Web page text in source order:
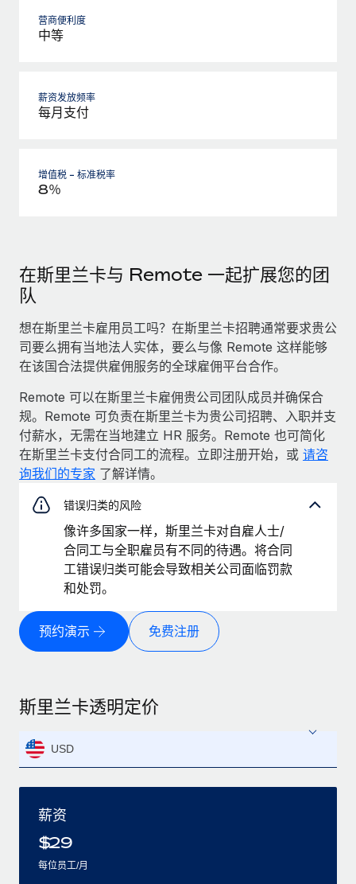
营商便利度
中等
薪资发放频率
每月支付
增值税 - 标准税率
8％
在斯里兰卡与 Remote 一起扩展您的团
队
想在斯里兰卡雇用员工吗？在斯里兰卡招聘通常要求贵公
司要么拥有当地法人实体，要么与像 Remote 这样能够
在该国合法提供雇佣服务的全球雇佣平台合作。
Remote 可以在斯里兰卡雇佣贵公司团队成员并确保合
规。Remote 可负责在斯里兰卡为贵公司招聘、入职并支
付薪水，无需在当地建立 HR 服务。Remote 也可简化
在斯里兰卡支付合同工的流程。立即注册开始，或 请咨
询我们的专家 了解详情。
错误归类的风险
像许多国家一样，斯里兰卡对自雇人士/
合同工与全职雇员有不同的待遇。将合同
工错误归类可能会导致相关公司面临罚款
和处罚。
预约演示 免费注册
斯里兰卡透明定价
USD
薪资
$29
每位员工/月